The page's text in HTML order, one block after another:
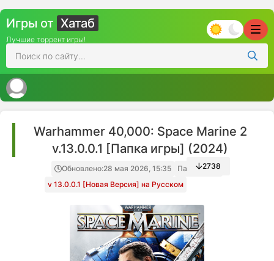
Игры от Хатаб
Лучшие торрент игры!
Warhammer 40,000: Space Marine 2
v.13.0.0.1 [Папка игры] (2024)
Обновлено:28 мая 2026, 15:35
Папка игры
v 13.0.0.1 [Новая Версия] на Русском
2738